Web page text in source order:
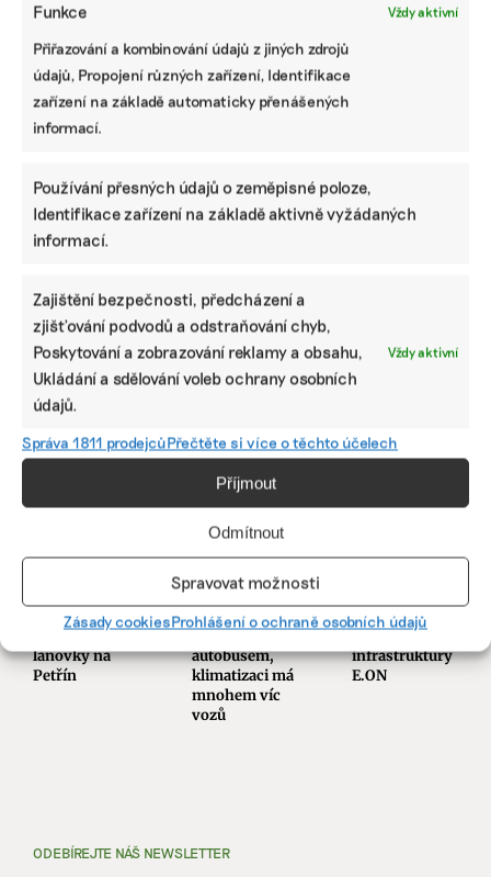
Funkce Vždy aktivní
Přiřazování a kombinování údajů z jiných zdrojů
údajů, Propojení různých zařízení, Identifikace
zařízení na základě automaticky přenášených
informací.
Používání přesných údajů o zeměpisné poloze,
Identifikace zařízení na základě aktivně vyžádaných
informací.
Zajištění bezpečnosti, předcházení a
zjišťování podvodů a odstraňování chyb,
Poskytování a zobrazování reklamy a obsahu,
Ukládání a sdělování voleb ochrany osobních
údajů.
Vždy aktivní
Správa 1811 prodejcůPřečtěte si více o těchto účelech
Příjmout
Odmítnout
Spravovat možnosti
Zásady cookiesProhlášení o ochraně osobních údajů
Facebook LinkedIn
PODOBNÉ PŘÍSPĚVKY
ráda věci, které
designérka
nové mrkací
lanovky na
Petřín
Žlutá maska
tramvaje
chrání před
Přesto je lepší
jezdit
autobusem,
klimatizaci má
mnohem víc
vozů
hubů pro
zpomalit, říká
šéfka dobíjecí
infrastruktury
E.ON
ODEBÍREJTE NÁŠ NEWSLETTER